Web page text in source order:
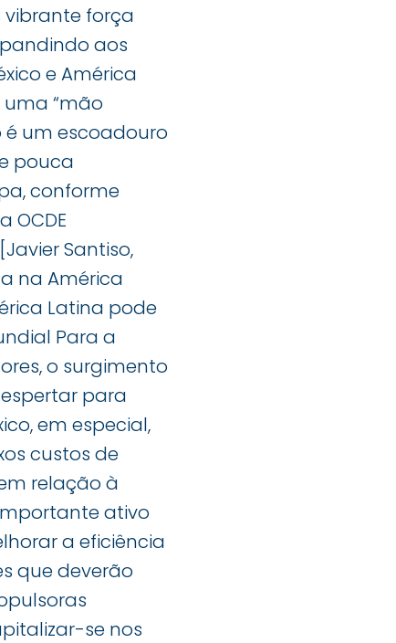
vibrante força
aos
e América
“mão
é um escoadouro
pouca
conforme
OCDE
Santiso,
na América
Latina pode
Para a
o surgimento
para
em especial,
custos de
relação à
ativo
a eficiência
que deverão
se nos